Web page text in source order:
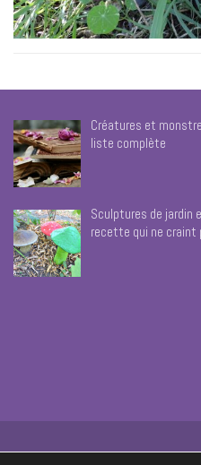
Créatures et
liste complète
Sculptures de jardin
recette qui ne craint